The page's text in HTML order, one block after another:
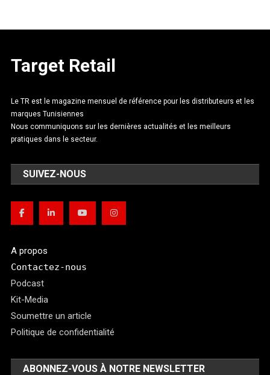
Target Retail
Le TR est le magazine mensuel de référence pour les distributeurs et les
marques Tunisiennes
Nous communiquons sur les dernières actualités et les meilleurs
pratiques dans le secteur.
SUIVEZ-NOUS
A propos
Contactez-nous
Podcast
Kit-Media
Soumettre un article
Politique de confidentialité
ABONNEZ-VOUS À NOTRE NEWSLETTER